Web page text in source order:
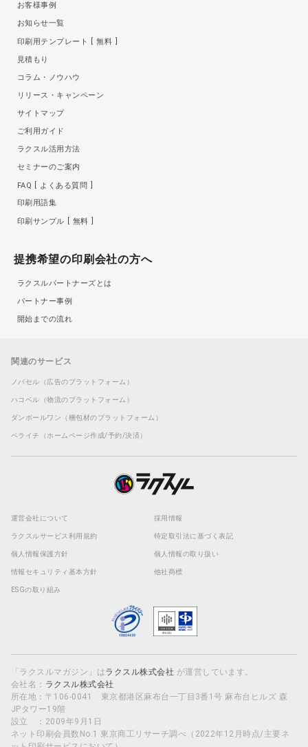
お客様事例
お知らせ一覧
印刷用テンプレート
無料
見積もり
コラム・ノウハウ
リリース・キャンペーン
サイトマップ
ご利用ガイド
ラクスル活用方法
セミナーのご案内
FAQ
よくある質問
印刷用語集
印刷サンプル 無料
提携希望の印刷会社の方へ
ラクスルパートナーズとは
パートナー事例
開始までの流れ
関連のサービス
ノバセル（広告のプラットフォーム）
ハコベル（物流のプラットフォーム）
ダンボールワン（梱包材のプラットフォーム）
ペライチ（ホームページ作成/予約/決済）
運営会社について 採用情報
ラクスルサービス利用規約 特定取引法に基づく表記
個人情報保護方針 個人情報の取り扱い
情報セキュリティ基本方針 他社商標
ESGの取り組み
「ラクスルマガジン」はラクスル株式会社 が運営しています。
会社名： ラクスル株式会社
所在地：〒106-0041 東京都港区麻布台一丁目3番1号 麻布台ヒルズ 森
JPタワー19階
設立 ：2009年9月1日
ネット印刷会員数No.1 東京商工リサーチ調べ（2022年12月時点/主要ネ